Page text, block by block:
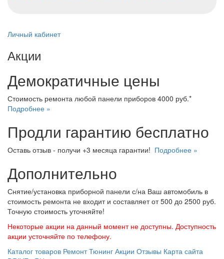
Личный кабинет
Акции
Демократичные цены
Стоимость ремонта любой панели приборов 4000 руб.*
Подробнее »
Продли гарантию бесплатно
Оставь отзыв - получи +3 месяца гарантии! Подробнее »
Дополнительно
Снятие/установка приборной панели с/на Ваш автомобиль в
стоимость ремонта не входит и составляет от 500 до 2500 руб.
Точную стоимость уточняйте!
Некоторые акции на данный момент не доступны. Доступность
акции усточняйте по телефону.
Каталог товаров Ремонт Тюнинг Акции Отзывы Карта сайта